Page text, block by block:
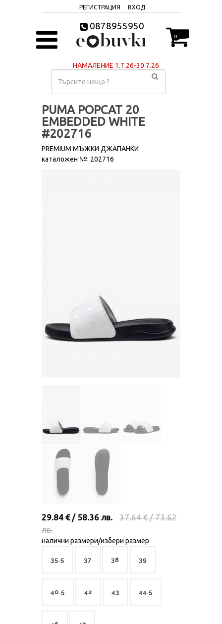
РЕГИСТРАЦИЯ ВХОД
0878955950
0
НАМАЛЕНИЕ 1.7.26-30.7.26
PUMA POPCAT 20
EMBEDDED WHITE
#202716
PREMIUM МЪЖКИ ДЖАПАНКИ
каталожен №: 202716
29.84 € / 58.36 лв.
37.64 € / 73.62
лв.
налични размери/избери размер
35.5 37 38 39
40.5 42 43 44.5